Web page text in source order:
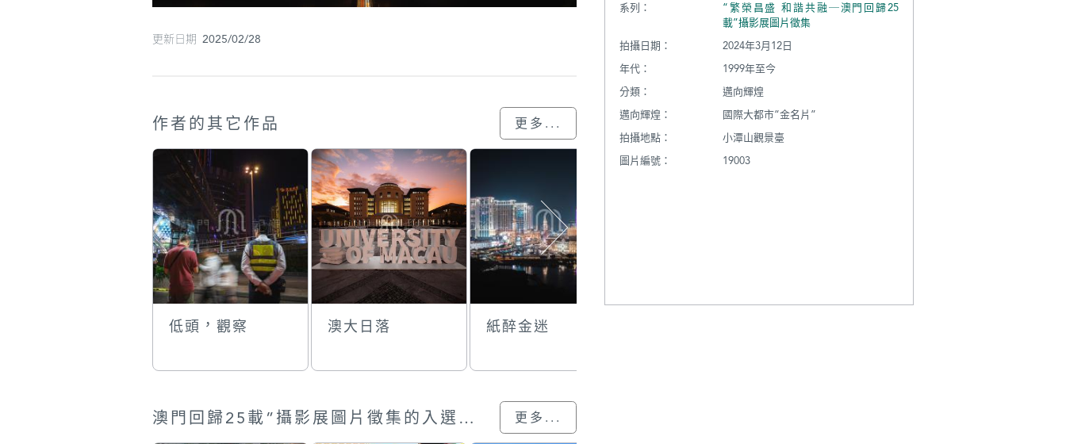
更新日期 2025/02/28
作者的其它作品 更多...
低頭，觀察 澳大日落 紙醉金迷
澳門回歸25載”攝影展圖片徵集的入選作品 更多...
系列：
“繁榮昌盛 和諧共融─澳門回歸25
載”攝影展圖片徵集
拍攝日期：
2024年3月12日
年代：
1999年至今
分類：
邁向輝煌
邁向輝煌：
國際大都市“金名片”
拍攝地點：
小潭山觀景臺
圖片編號：
19003